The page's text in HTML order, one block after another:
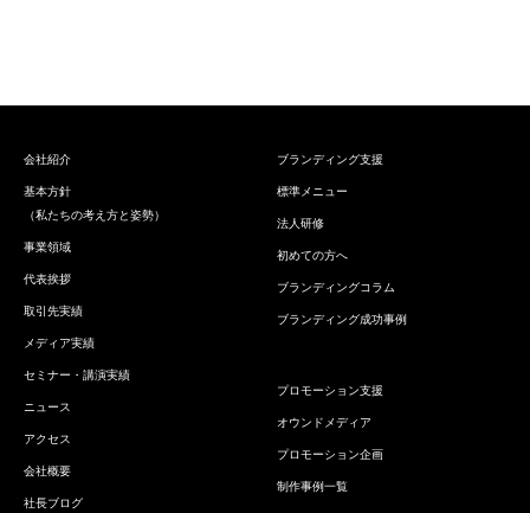
会社紹介
基本方針
（私たちの考え方と姿勢）
事業領域
代表挨拶
取引先実績
メディア実績
セミナー・講演実績
ニュース
アクセス
会社概要
社長ブログ
ブランディング支援
標準メニュー
法人研修
初めての方へ
ブランディングコラム
ブランディング成功事例
プロモーション支援
オウンドメディア
プロモーション企画
制作事例一覧